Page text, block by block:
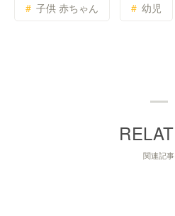
子供 赤ちゃん 幼児
関連記事